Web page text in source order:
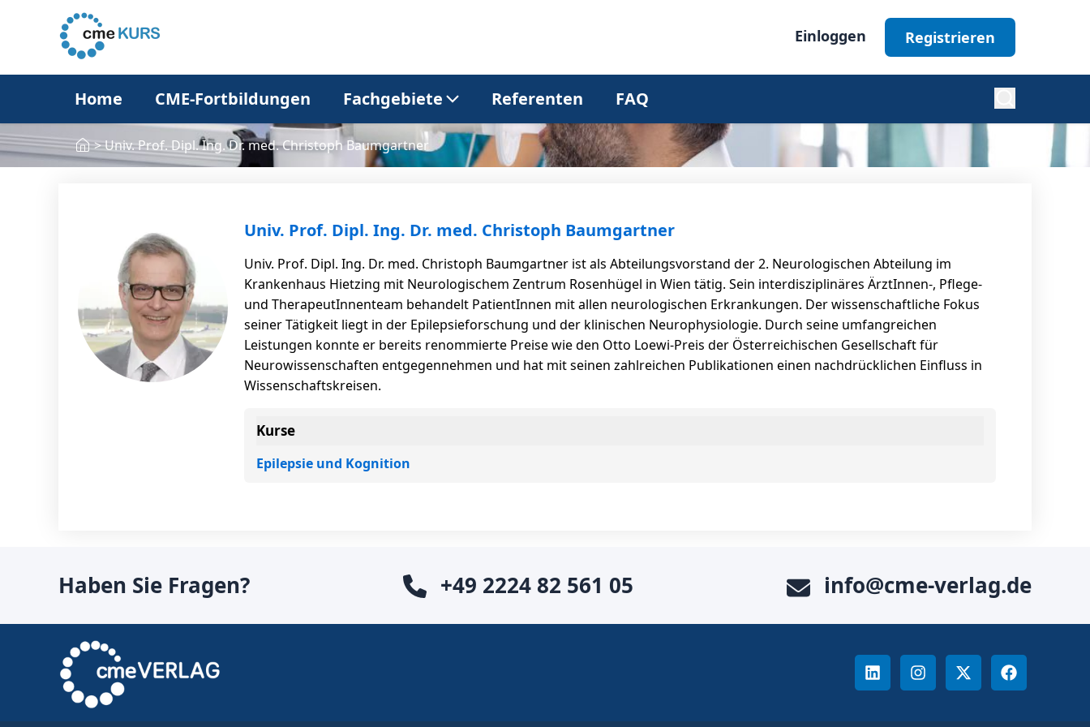
Einloggen Registrieren
Home CME-Fortbildungen Fachgebiete
Allgemeinmedizin Dermatologie Diabetes
Gastroenterologie Kardiologie
Neurologie Onkologie Ophthalmologie
Pneumologie Urologie Alle Fachgebiete
Referenten FAQ
>Univ. Prof. Dipl. Ing. Dr. med. Christoph Baumgartner
Univ. Prof. Dipl. Ing. Dr. med. Christoph Baumgartner
Univ. Prof. Dipl. Ing. Dr. med. Christoph Baumgartner ist als Abteilungsvorstand der 2. Neurologischen Abteilung im
Krankenhaus Hietzing mit Neurologischem Zentrum Rosenhügel in Wien tätig. Sein interdisziplinäres ÄrztInnen-, Pflege-
und TherapeutInnenteam behandelt PatientInnen mit allen neurologischen Erkrankungen. Der wissenschaftliche Fokus
seiner Tätigkeit liegt in der Epilepsieforschung und der klinischen Neurophysiologie. Durch seine umfangreichen
Leistungen konnte er bereits renommierte Preise wie den Otto Loewi-Preis der Österreichischen Gesellschaft für
Neurowissenschaften entgegennehmen und hat mit seinen zahlreichen Publikationen einen nachdrücklichen Einfluss in
Wissenschaftskreisen.
Kurse
Epilepsie und Kognition
Haben Sie Fragen? +49 2224 82 561 05 info@cme-verlag.de